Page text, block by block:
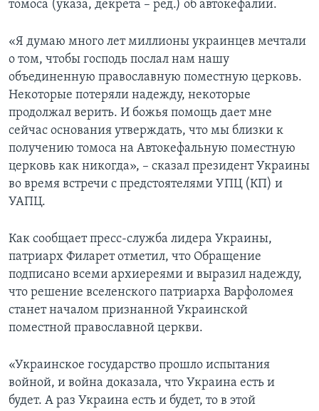
томоса (указа, декрета – ред.) об автокефалии.
«Я думаю много лет миллионы украинцев мечтали
о том, чтобы господь послал нам нашу
объединенную православную поместную церковь.
Некоторые потеряли надежду, некоторые
продолжал верить. И божья помощь дает мне
сейчас основания утверждать, что мы близки к
получению томоса на Автокефальную поместную
церковь как никогда», – сказал президент Украины
во время встречи с предстоятелями УПЦ (КП) и
УАПЦ.
Как сообщает пресс-служба лидера Украины,
патриарх Филарет отметил, что Обращение
подписано всеми архиереями и выразил надежду,
что решение вселенского патриарха Варфоломея
станет началом признанной Украинской
поместной православной церкви.
«Украинское государство прошло испытания
войной, и война доказала, что Украина есть и
будет. А раз Украина есть и будет, то в этой